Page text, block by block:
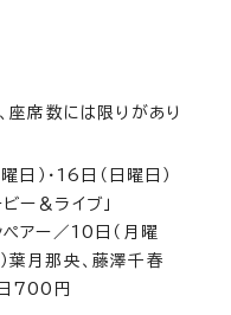
座席数には限りがあり
日）・16日（日曜日）
ー＆ライブ」
ペアー／10日（月曜
葉月那央、藤澤千春
700円